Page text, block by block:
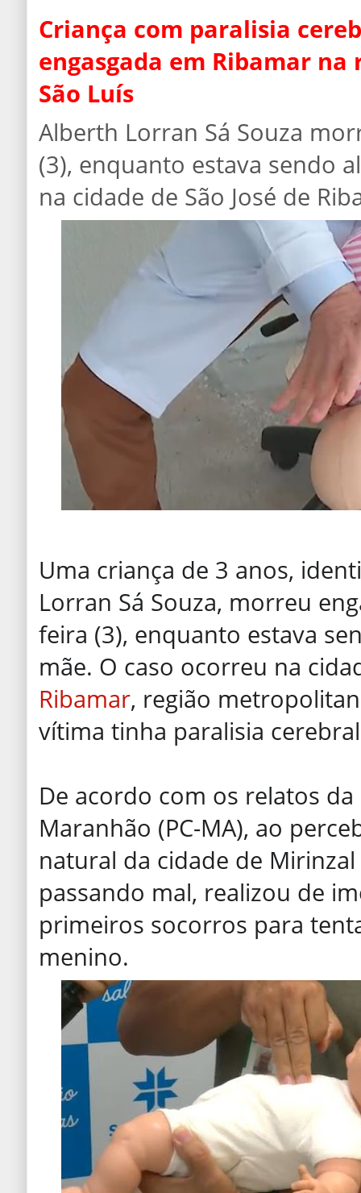
Criança com paralisia
engasgada em Ribamar na
São Luís
Alberth Lorran Sá Souza
(3), enquanto estava sendo
na cidade de São José de
Uma criança de 3 anos,
Lorran Sá Souza, morreu
feira (3), enquanto estava
mãe. O caso ocorreu na
Ribamar, região
vítima tinha paralisia
De acordo com os relatos
Maranhão (PC-MA), ao
natural da cidade de Mirinzal
passando mal, realizou de
primeiros socorros para
menino.